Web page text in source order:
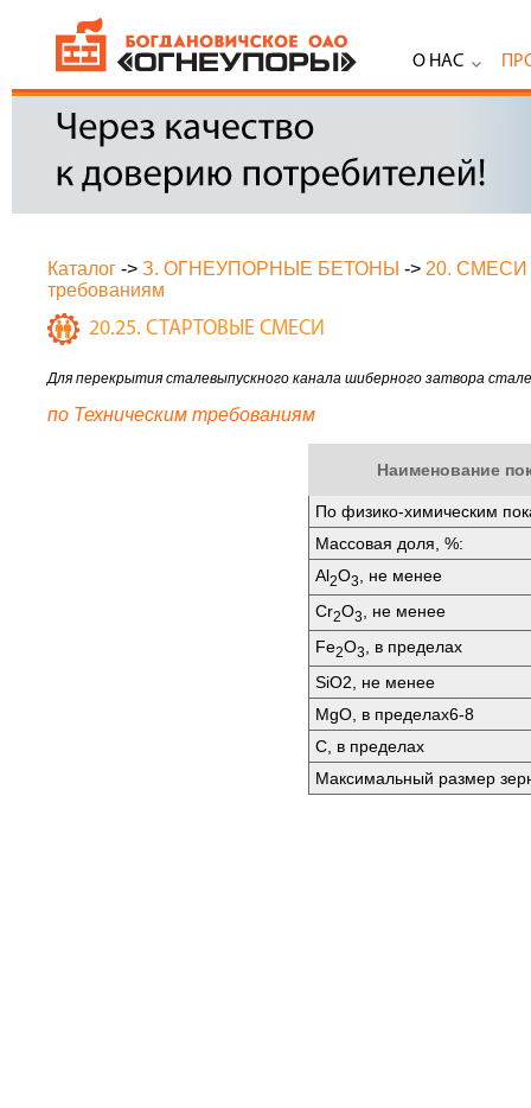
О НАС
Каталог -> З. ОГНЕУПОРНЫЕ БЕТОНЫ -> 20.
требованиям
20.25. СТАРТОВЫЕ СМЕСИ
Для перекрытия сталевыпускного канала шиберного затвора
по Техническим требованиям
Наименование
По физико-химическим
Массовая доля, %:
Аl2O3
, не менее
Сr2O3
, не менее
Fе2O3
, в пределах
SiО2, не менее
MgO, в пределах6-8
C, в пределах
Максимальный размер